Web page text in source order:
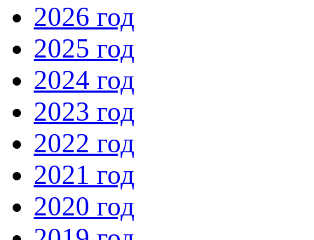
2026 год
2025 год
2024 год
2023 год
2022 год
2021 год
2020 год